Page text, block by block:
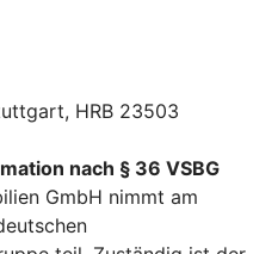
HRB 23503
nach § 36 VSBG
GmbH nimmt am